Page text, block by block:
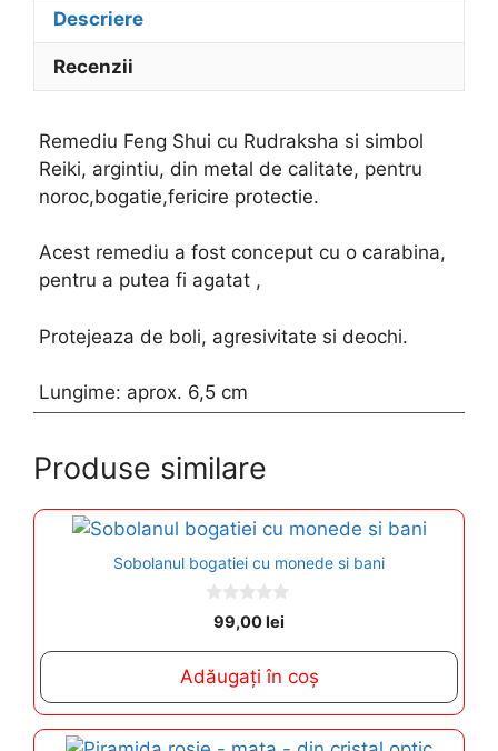
Descriere
Recenzii
Remediu Feng Shui cu Rudraksha si simbol
Reiki, argintiu, din metal de calitate, pentru
noroc,bogatie,fericire protectie.
Acest remediu a fost conceput cu o carabina,
pentru a putea fi agatat ,
Protejeaza de boli, agresivitate si deochi.
Lungime: aprox. 6,5 cm
Produse similare
Sobolanul bogatiei cu monede si bani
0
o
5
99,00lei
Adăugați în coș